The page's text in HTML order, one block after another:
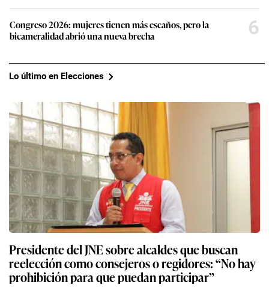
Congreso 2026: mujeres tienen más escaños, pero la
bicameralidad abrió una nueva brecha
6
Lo último en Elecciones
Presidente del JNE sobre alcaldes que buscan
reelección como consejeros o regidores: “No hay
prohibición para que puedan participar”